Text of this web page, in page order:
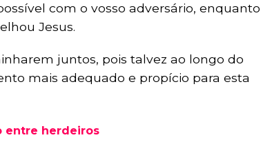
com o vosso adversário, enquanto
Jesus.
juntos, pois talvez ao longo do
mais adequado e propício para esta
entre herdeiros